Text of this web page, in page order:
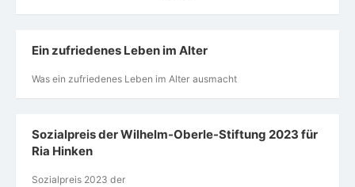
Ein zufriedenes Leben im Alter
Was ein zufriedenes Leben im Alter ausmacht
Sozialpreis der Wilhelm-Oberle-Stiftung 2023 für
Ria Hinken
Sozialpreis 2023 der